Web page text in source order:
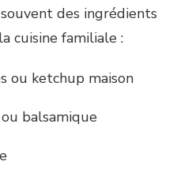
des ingrédients
cuisine familiale :
ou ketchup maison
balsamique